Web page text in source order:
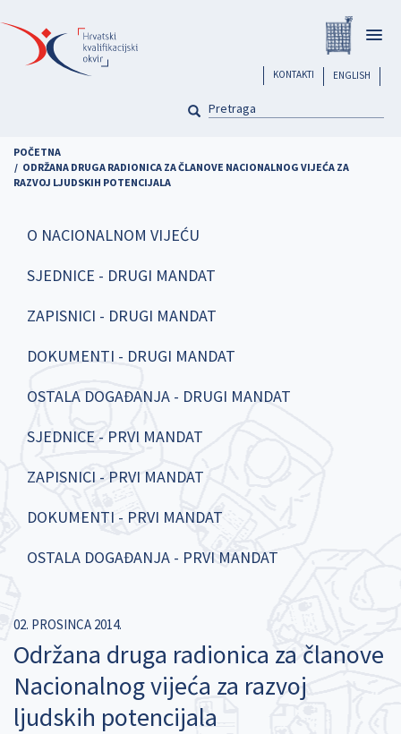
na
glavni
sadržaj
ENGLISH
header
KONTAKTI
PRETRAGA
POČETNA
ODRŽANA DRUGA RADIONICA ZA ČLANOVE NACIONALNOG VIJEĆA ZA
RAZVOJ LJUDSKIH POTENCIJALA
O NACIONALNOM VIJEĆU
SJEDNICE - DRUGI MANDAT
ZAPISNICI - DRUGI MANDAT
DOKUMENTI - DRUGI MANDAT
OSTALA DOGAĐANJA - DRUGI MANDAT
SJEDNICE - PRVI MANDAT
ZAPISNICI - PRVI MANDAT
DOKUMENTI - PRVI MANDAT
OSTALA DOGAĐANJA - PRVI MANDAT
02. PROSINCA 2014.
Održana druga radionica za članove
Nacionalnog vijeća za razvoj
ljudskih potencijala